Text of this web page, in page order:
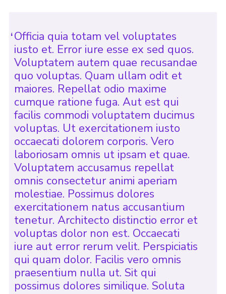
Officia quia totam vel voluptates
iusto et. Error iure esse ex sed quos.
Voluptatem autem quae recusandae
quo voluptas. Quam ullam odit et
maiores. Repellat odio maxime
cumque ratione fuga. Aut est qui
facilis commodi voluptatem ducimus
voluptas. Ut exercitationem iusto
occaecati dolorem corporis. Vero
laboriosam omnis ut ipsam et quae.
Voluptatem accusamus repellat
omnis consectetur animi aperiam
molestiae. Possimus dolores
exercitationem natus accusantium
tenetur. Architecto distinctio error et
voluptas dolor non est. Occaecati
iure aut error rerum velit. Perspiciatis
qui quam dolor. Facilis vero omnis
praesentium nulla ut. Sit qui
possimus dolores similique. Soluta